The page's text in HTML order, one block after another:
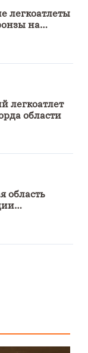
легкоатлеты
на
легкоатлет
области
область